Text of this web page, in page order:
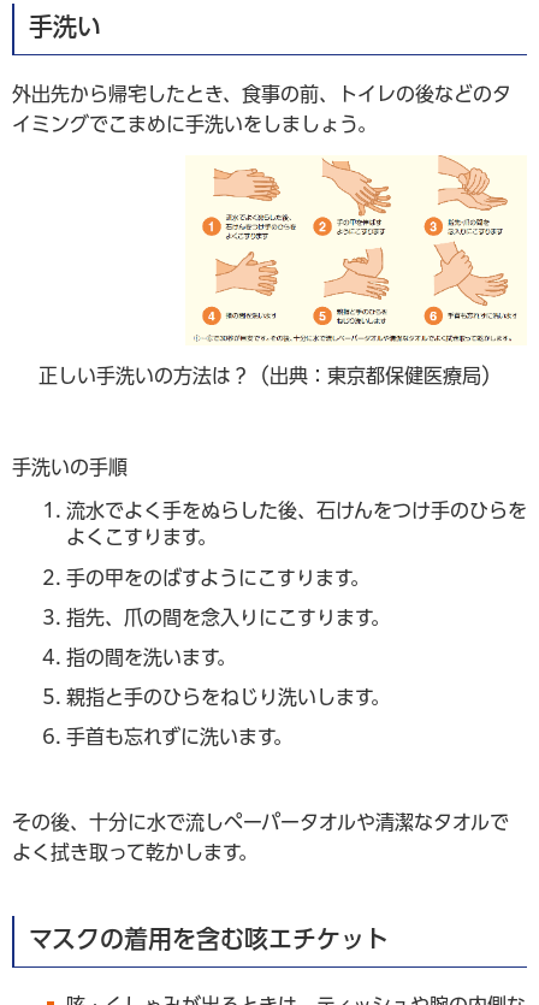
手洗い
外出先から帰宅したとき、食事の前、トイレの後などのタ
イミングでこまめに手洗いをしましょう。
正しい手洗いの方法は？（出典：東京都保健医療局）
手洗いの手順
流水でよく手をぬらした後、石けんをつけ手のひらを
よくこすります。
手の甲をのばすようにこすります。
指先、爪の間を念入りにこすります。
指の間を洗います。
親指と手のひらをねじり洗いします。
手首も忘れずに洗います。
その後、十分に水で流しペーパータオルや清潔なタオルで
よく拭き取って乾かします。
マスクの着用を含む咳エチケット